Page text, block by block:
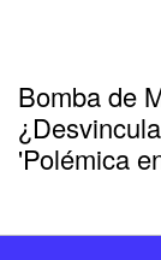
Bomba de
'Polémica